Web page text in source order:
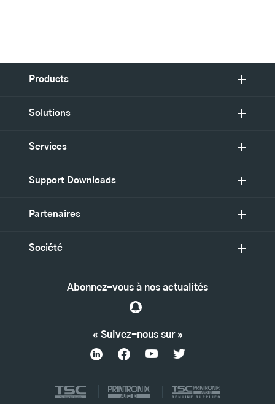
Products
Solutions
Services
Support Downloads
Partenaires
Société
« Suivez-nous sur »
Abonnez-vous à nos actualités